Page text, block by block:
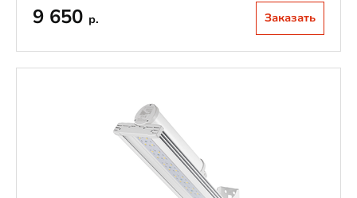
9 650 р. Заказать